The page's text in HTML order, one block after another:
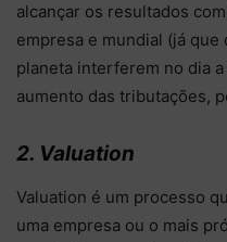
alcançar os resultados
empresa e mundial (já
planeta interferem no dia
aumento das tributações,
2. Valuation
Valuation é um processo
uma empresa ou o mais